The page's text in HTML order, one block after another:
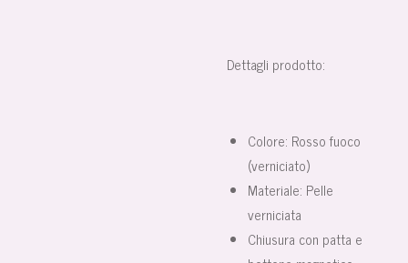
Dettagli prodotto:
Colore: Rosso fuoco
(verniciato)
Materiale: Pelle
verniciata
Chiusura con patta e